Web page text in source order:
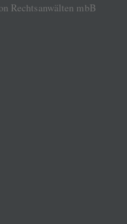
Rechtsanwälten mbB